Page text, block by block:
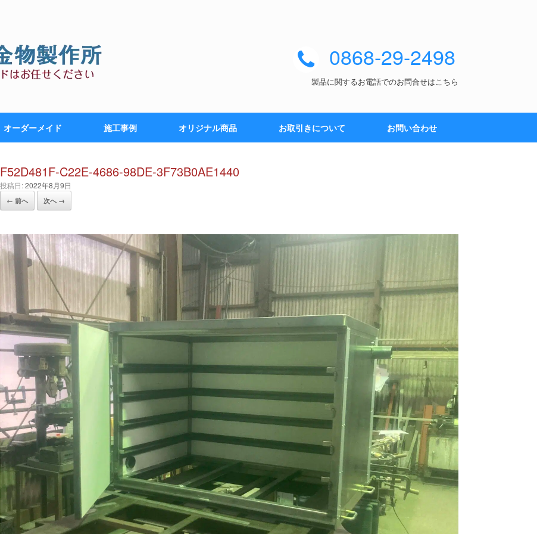
0868-29-2498
製品に関するお電話でのお問合せはこちら
オーダーメイド 施工事例 オリジナル商品 お取引きについて お問い合わせ
F52D481F-C22E-4686-98DE-3F73B0AE1440
投稿日:2022年8月9日
← 前へ 次へ →